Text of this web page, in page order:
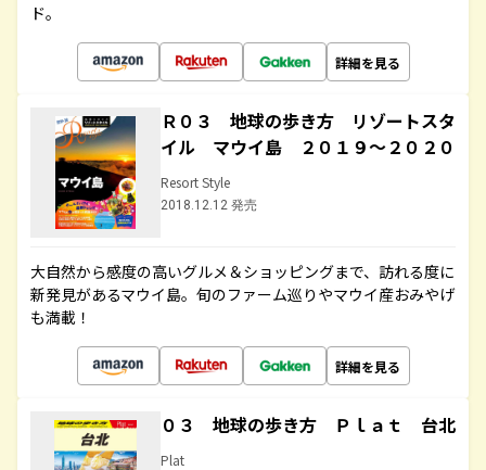
ド。
詳細を見る
Ｒ０３ 地球の歩き方 リゾートスタ
イル マウイ島 ２０１９～２０２０
Resort Style
2018.12.12 発売
大自然から感度の高いグルメ＆ショッピングまで、訪れる度に
新発見があるマウイ島。旬のファーム巡りやマウイ産おみやげ
も満載！
詳細を見る
０３ 地球の歩き方 Ｐｌａｔ 台北
Plat